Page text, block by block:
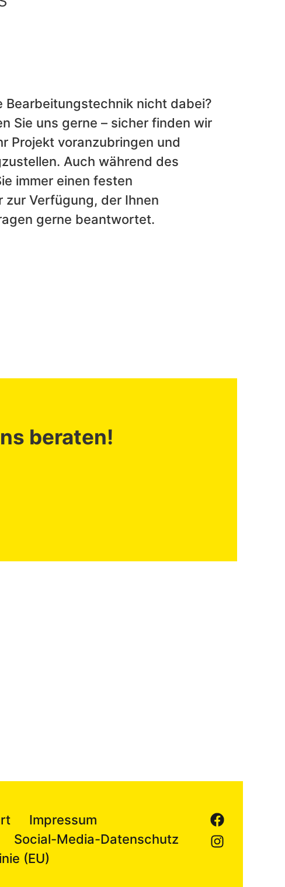
Bearbeitungstechnik nicht dabei?
Sie uns gerne – sicher finden wir
Projekt voranzubringen und
Auch während des
immer einen festen
zur Verfügung, der Ihnen
gerne beantwortet.
beraten!
Impressum
Social-Media-Datenschutz
(EU)